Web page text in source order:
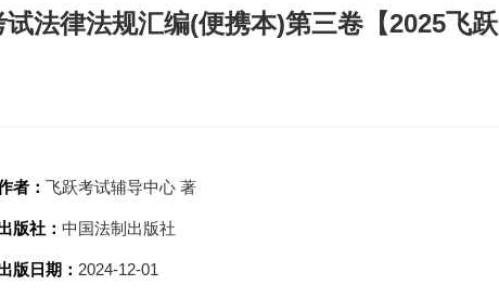
法律法规汇编(便携本)第三卷【2025飞跃
者： 飞跃考试辅导中心 著
版社： 中国法制出版社
版日期： 2024-12-01